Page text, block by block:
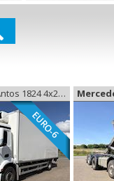
1824 4x2 køl Euro-6, Kühl Koffer
EURO-6